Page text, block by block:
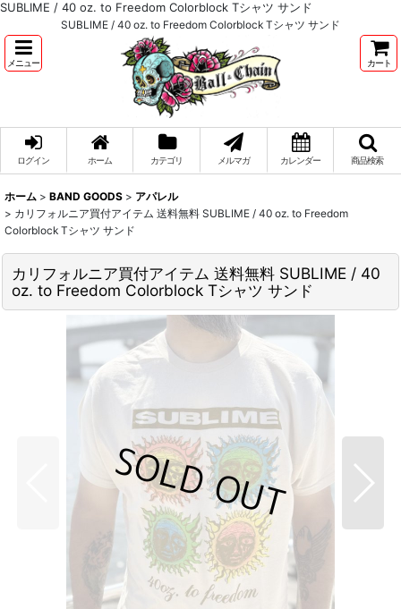
SUBLIME / 40 oz. to Freedom Colorblock Tシャツ サンド
SUBLIME / 40 oz. to Freedom Colorblock Tシャツ サンド
メニュー カート
ログイン ホーム カテゴリ メルマガ カレンダー 商品検索
ホーム > BAND GOODS > アパレル
> カリフォルニア買付アイテム 送料無料 SUBLIME / 40 oz. to Freedom
Colorblock Tシャツ サンド
カリフォルニア買付アイテム 送料無料 SUBLIME / 40
oz. to Freedom Colorblock Tシャツ サンド